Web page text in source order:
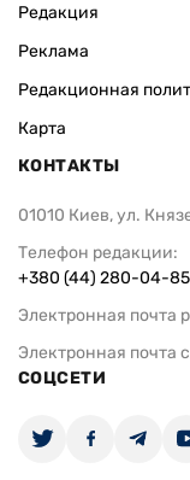
Редакция
Реклама
Редакционная
Карта
КОНТАКТЫ
01010 Киев, ул.
Телефон редакции:
+380 (44) 280-04-85
Электронная почта
Электронная почта
СОЦСЕТИ